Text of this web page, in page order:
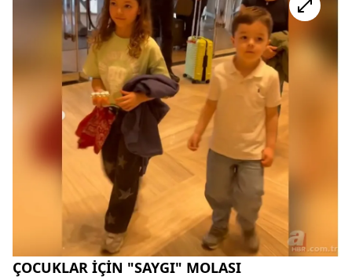
ÇOCUKLAR İÇİN "SAYGI" MOLASI